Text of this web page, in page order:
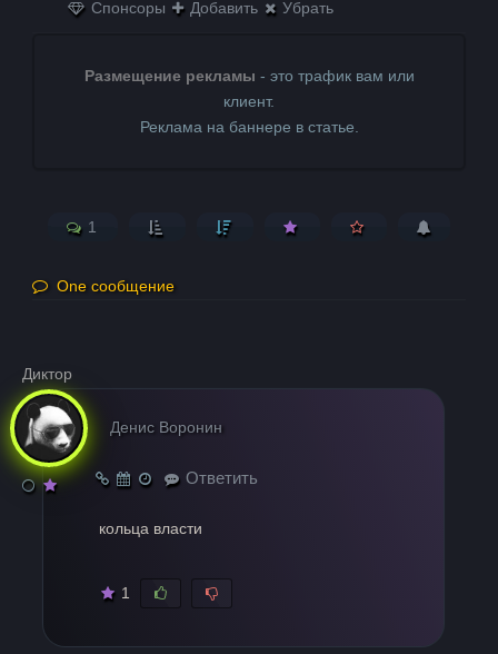
Спонсоры Добавить Убрать
Размещение рекламы - это трафик вам или
клиент.
Реклама на баннере в статье.
1
One сообщение
Диктор
Денис Воронин
Ответить
кольца власти
1